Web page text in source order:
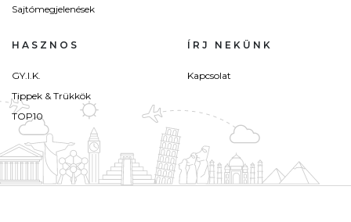
Sajtómegjelenések
HASZNOS
GY.I.K.
Tippek & Trükkök
TOP10
ÍRJ NEKÜNK
Kapcsolat